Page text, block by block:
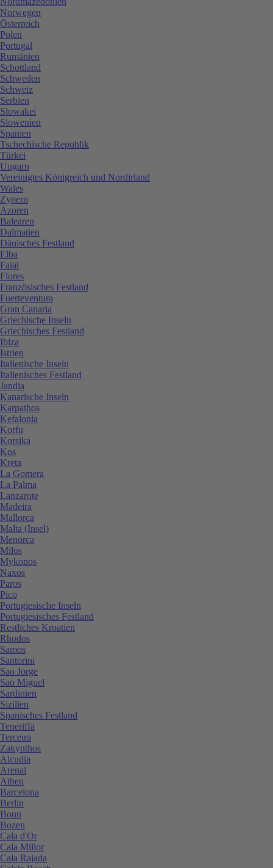
Norwegen
Österreich
Polen
Portugal
Rumänien
Schottland
Schweden
Schweiz
Serbien
Slowakei
Slowenien
Spanien
Tschechische Republik
Türkei
Ungarn
Vereinigtes Königreich und Nordirland
Wales
Zypern
Azoren
Balearen
Dalmatien
Dänisches Festland
Elba
Faial
Flores
Französisches Festland
Fuerteventura
Gran Canaria
Griechische Inseln
Griechisches Festland
Ibiza
Istrien
Italienische Inseln
Italienisches Festland
Jandia
Kanarische Inseln
Karpathos
Kefalonia
Korfu
Korsika
Kos
Kreta
La Gomera
La Palma
Lanzarote
Madeira
Mallorca
Malta (Insel)
Menorca
Milos
Mykonos
Naxos
Paros
Pico
Portugiesische Inseln
Portugiesisches Festland
Restliches Kroatien
Rhodos
Samos
Santorini
Sao Jorge
Sao Miguel
Sardinien
Sizilien
Spanisches Festland
Teneriffa
Terceira
Zakynthos
Alcudia
Arenal
Athen
Barcelona
Berlin
Bonn
Bozen
Cala d'Or
Cala Millor
Cala Rajada